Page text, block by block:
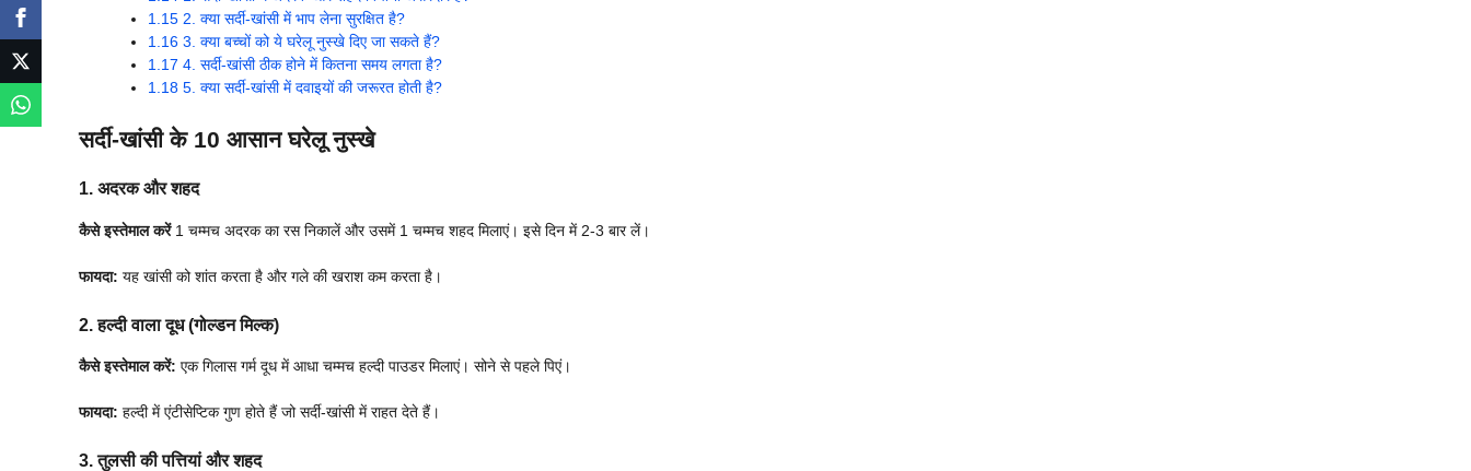
1.15 2. क्या सर्दी-खांसी में भाप लेना सुरक्षित है?
1.16 3. क्या बच्चों को ये घरेलू नुस्खे दिए जा सकते हैं?
1.17 4. सर्दी-खांसी ठीक होने में कितना समय लगता है?
1.18 5. क्या सर्दी-खांसी में दवाइयों की जरूरत होती है?
सर्दी-खांसी के 10 आसान घरेलू नुस्खे
1. अदरक और शहद
कैसे इस्तेमाल करें1 चम्मच अदरक का रस निकालें और उसमें 1 चम्मच शहद मिलाएं। इसे दिन में 2-3 बार लें।
फायदा: यह खांसी को शांत करता है और गले की खराश कम करता है।
2. हल्दी वाला दूध (गोल्डन मिल्क)
कैसे इस्तेमाल करें: एक गिलास गर्म दूध में आधा चम्मच हल्दी पाउडर मिलाएं। सोने से पहले पिएं।
फायदा: हल्दी में एंटीसेप्टिक गुण होते हैं जो सर्दी-खांसी में राहत देते हैं।
3. तुलसी की पत्तियां और शहद